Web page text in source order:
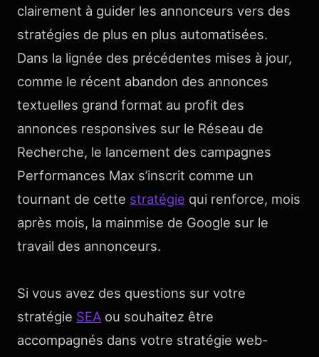
clairement à guider les annonceurs vers des
stratégies de plus en plus automatisées.
Dans la lignée des précédentes mises à jour,
comme le récent abandon des annonces
textuelles grand format au profit des
annonces responsives sur le Réseau de
Recherche, le lancement des campagnes
Performances Max s’inscrit comme un
tournant de cette stratégie qui renforce, mois
après mois, la mainmise de Google sur le
travail des annonceurs.
Si vous avez des questions sur votre
stratégie SEA ou souhaitez être
accompagnés dans votre stratégie web-